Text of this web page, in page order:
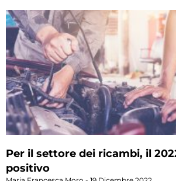
Per il settore dei ricambi, il
positivo